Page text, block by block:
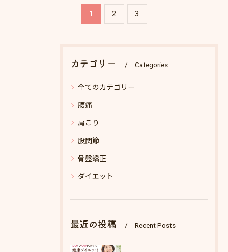
1 2 3
カテゴリー Categories
全てのカテゴリー
腰痛
肩こり
股関節
骨盤矯正
ダイエット
最近の投稿 Recent Posts